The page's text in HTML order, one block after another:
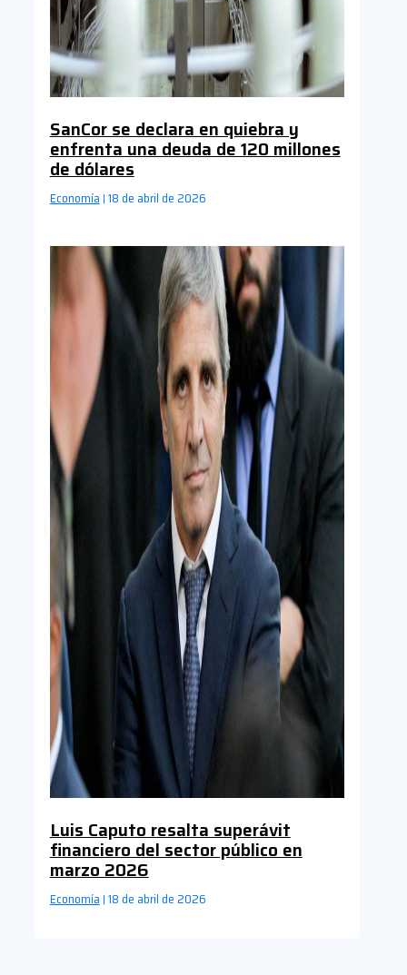
SanCor se declara en quiebra y
enfrenta una deuda de 120 millones
de dólares
Economía | 18 de abril de 2026
Luis Caputo resalta superávit
financiero del sector público en
marzo 2026
Economía | 18 de abril de 2026